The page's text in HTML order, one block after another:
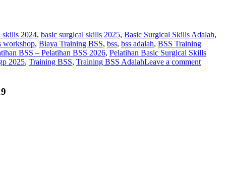
skills 2024, basic surgical skills 2025, Basic Surgical Skills Adalah,
workshop, Biaya Training BSS, bss, bss adalah, BSS Training
BSS – Pelatihan BSS 2026, Pelatihan Basic Surgical Skills
2025, Training BSS, Training BSS AdalahLeave a comment